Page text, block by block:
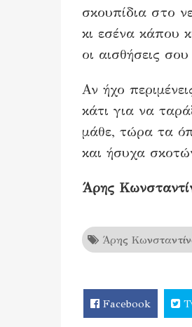
σκουπίδια στο
κι εσένα κάπου
οι αισθήσεις
Αν ήχο
κάτι για να
μάθε, τώρα τα
και ήσυχα
Άρης
Άρης
Facebook